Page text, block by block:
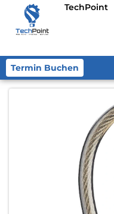
TechPoint
Termin Buchen